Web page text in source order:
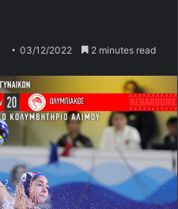
03/12/2022 2 minutes read